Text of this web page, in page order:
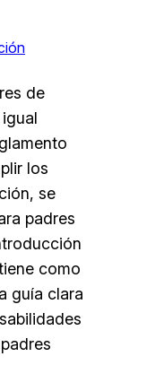
de
los
se
padres
como
guía clara